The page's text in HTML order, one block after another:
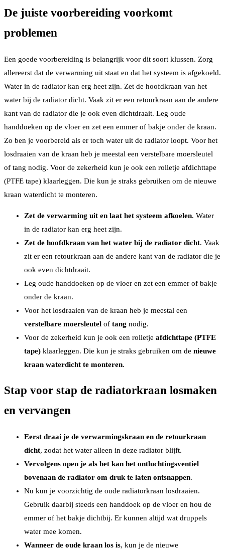
De juiste voorbereiding voorkomt
problemen
Een goede voorbereiding is belangrijk voor dit soort klussen. Zorg
allereerst dat de verwarming uit staat en dat het systeem is afgekoeld.
Water in de radiator kan erg heet zijn. Zet de hoofdkraan van het
water bij de radiator dicht. Vaak zit er een retourkraan aan de andere
kant van de radiator die je ook even dichtdraait. Leg oude
handdoeken op de vloer en zet een emmer of bakje onder de kraan.
Zo ben je voorbereid als er toch water uit de radiator loopt. Voor het
losdraaien van de kraan heb je meestal een verstelbare moersleutel
of tang nodig. Voor de zekerheid kun je ook een rolletje afdichttape
(PTFE tape) klaarleggen. Die kun je straks gebruiken om de nieuwe
kraan waterdicht te monteren.
Zet de verwarming uit en laat het systeem afkoelen. Water
in de radiator kan erg heet zijn.
Zet de hoofdkraan van het water bij de radiator dicht. Vaak
zit er een retourkraan aan de andere kant van de radiator die je
ook even dichtdraait.
Leg oude handdoeken op de vloer en zet een emmer of bakje
onder de kraan.
Voor het losdraaien van de kraan heb je meestal een
verstelbare moersleutel of tang nodig.
Voor de zekerheid kun je ook een rolletje afdichttape (PTFE
tape) klaarleggen. Die kun je straks gebruiken om de nieuwe
kraan waterdicht te monteren.
Stap voor stap de radiatorkraan losmaken
en vervangen
Eerst draai je de verwarmingskraan en de retourkraan
dicht, zodat het water alleen in deze radiator blijft.
Vervolgens open je als het kan het ontluchtingsventiel
bovenaan de radiator om druk te laten ontsnappen.
Nu kun je voorzichtig de oude radiatorkraan losdraaien.
Gebruik daarbij steeds een handdoek op de vloer en hou de
emmer of het bakje dichtbij. Er kunnen altijd wat druppels
water mee komen.
Wanneer de oude kraan los is, kun je de nieuwe